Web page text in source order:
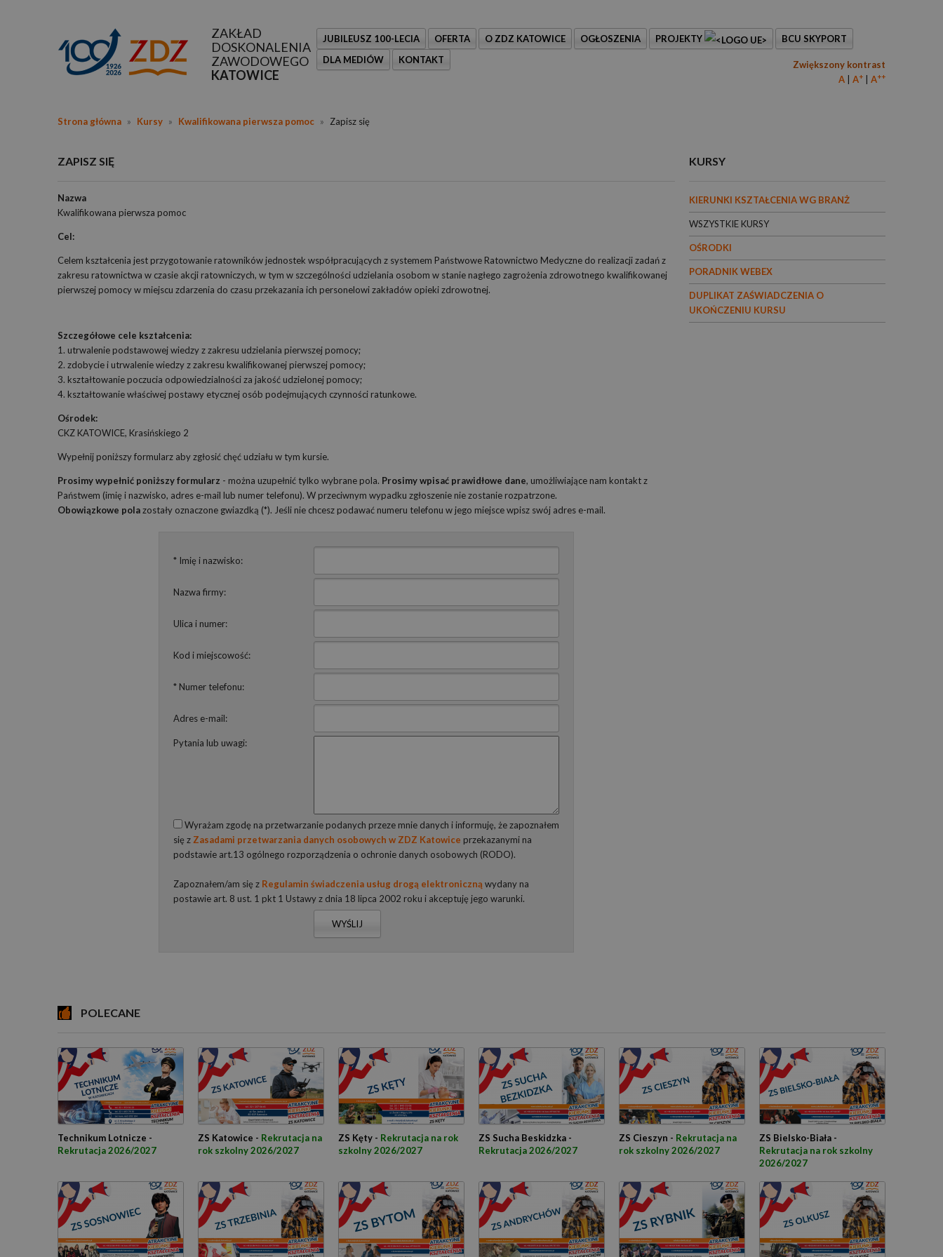
ZAKŁAD
DOSKONALENIA
ZAWODOWEGO
KATOWICE
JUBILEUSZ 100-LECIA OFERTA O ZDZ KATOWICE OGŁOSZENIA PROJEKTY
BCU SKYPORT
DLA MEDIÓW
KONTAKT
Zwiększony kontrast
A
A+ A++
Strona główna » Kursy » Kwalifikowana pierwsza pomoc » Zapisz się
ZAPISZ SIĘ
Nazwa
Kwalifikowana pierwsza pomoc
Cel:
Celem kształcenia jest przygotowanie ratowników jednostek współpracujących z systemem Państwowe Ratownictwo Medyczne do realizacji zadań z
zakresu ratownictwa w czasie akcji ratowniczych, w tym w szczególności udzielania osobom w stanie nagłego zagrożenia zdrowotnego kwalifikowanej
pierwszej pomocy w miejscu zdarzenia do czasu przekazania ich personelowi zakładów opieki zdrowotnej.
Szczegółowe cele kształcenia:
1. utrwalenie podstawowej wiedzy z zakresu udzielania pierwszej pomocy;
2. zdobycie i utrwalenie wiedzy z zakresu kwalifikowanej pierwszej pomocy;
3. kształtowanie poczucia odpowiedzialności za jakość udzielonej pomocy;
4. kształtowanie właściwej postawy etycznej osób podejmujących czynności ratunkowe.
Ośrodek:
CKZ KATOWICE, Krasińskiego 2
Wypełnij poniższy formularz aby zgłosić chęć udziału w tym kursie.
Prosimy wypełnić poniższy formularz - można uzupełnić tylko wybrane pola. Prosimy wpisać prawidłowe dane, umożliwiające nam kontakt z
Państwem (imię i nazwisko, adres e-mail lub numer telefonu). W przeciwnym wypadku zgłoszenie nie zostanie rozpatrzone.
Obowiązkowe polazostały oznaczone gwiazdką (*). Jeśli nie chcesz podawać numeru telefonu w jego miejsce wpisz swój adres e-mail.
* Imię i nazwisko:
Nazwa firmy:
Ulica i numer:
Kod i miejscowość:
* Numer telefonu:
Adres e-mail:
Pytania lub uwagi:
Wyrażam zgodę na przetwarzanie podanych przeze mnie danych i informuję, że zapoznałem
się z Zasadami przetwarzania danych osobowych w ZDZ Katowice przekazanymi na
podstawie art.13 ogólnego rozporządzenia o ochronie danych osobowych (RODO).
Zapoznałem/am się z Regulamin świadczenia usług drogą elektroniczną wydany na
postawie art. 8 ust. 1 pkt 1 Ustawy z dnia 18 lipca 2002 roku i akceptuję jego warunki.
WYŚLIJ
KURSY
KIERUNKI KSZTAŁCENIA WG BRANŻ
WSZYSTKIE KURSY
OŚRODKI
PORADNIK WEBEX
DUPLIKAT ZAŚWIADCZENIA O
UKOŃCZENIU KURSU
POLECANE
Technikum Lotnicze -
Rekrutacja 2026/2027
ZS Katowice - Rekrutacja na
rok szkolny 2026/2027
ZS Kęty - Rekrutacja na rok
szkolny 2026/2027
ZS Sucha Beskidzka -
Rekrutacja 2026/2027
ZS Cieszyn - Rekrutacja na
rok szkolny 2026/2027
ZS Bielsko-Biała -
Rekrutacja na rok szkolny
2026/2027